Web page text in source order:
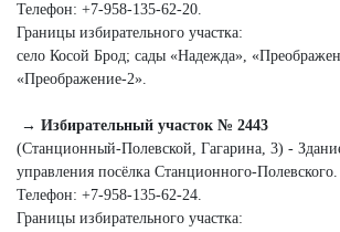
Телефон: +7‑958‑135‑62‑20.
Границы избирательного участка:
село Косой Брод; сады «Надежда»,
«Преображение‑2».
→ Избирательный участок № 2443
(Станционный-Полевской, Гагарина, 3) -
управления посёлка Станционного-­Полевского.
Телефон: +7‑958‑135‑62‑24.
Границы избирательного участка: